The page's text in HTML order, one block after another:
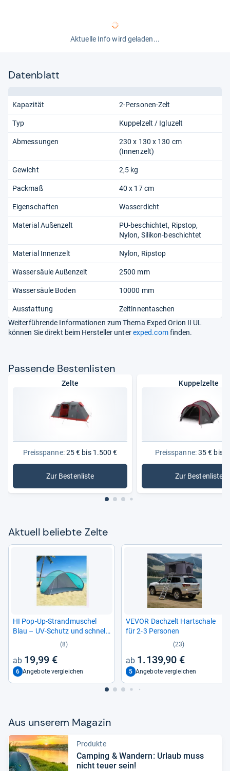
Aktuelle Info wird geladen...
Datenblatt
Kapazität 2-Personen-Zelt
Typ Kuppelzelt / Igluzelt
Abmessungen
230 x 130 x 130 cm
(Innenzelt)
Gewicht 2,5 kg
Packmaß 40 x 17 cm
Eigenschaften Wasserdicht
Material Außenzelt PU-beschichtet Ripstop
Nylon Silikon-beschichtet
Material Innenzelt Nylon Ripstop
Wassersäule Außenzelt 2500 mm
Wassersäule Boden 10000 mm
Ausstattung
Zeltinnentaschen
Weiterführende Informationen zum Thema Exped Orion II UL
können Sie direkt beim Hersteller unterexped.comfinden.
Pas­sende Bes­ten­lis­ten
Zelte
Preisspanne:25 € bis 1.500 €
Zur Bestenliste
: Zelte
Kuppelzelte
Preisspanne:35 € bis
Zur Bestenliste
:
Aktu­ell beliebte Zelte
HI Pop-​Up-​Strand­mu­schel
Blau – UV-​Schutz und schnel­
(8)
19,99 €
6 Angebote vergleichen
VEVOR Dach­zelt Hart­schale
für 2-​3 Per­so­nen
(23)
1.139,90 €
5 Angebote vergleichen
Aus unse­rem Maga­zin
Produkte
Cam­ping & Wan­dern: Urlaub muss
nicht teuer sein!